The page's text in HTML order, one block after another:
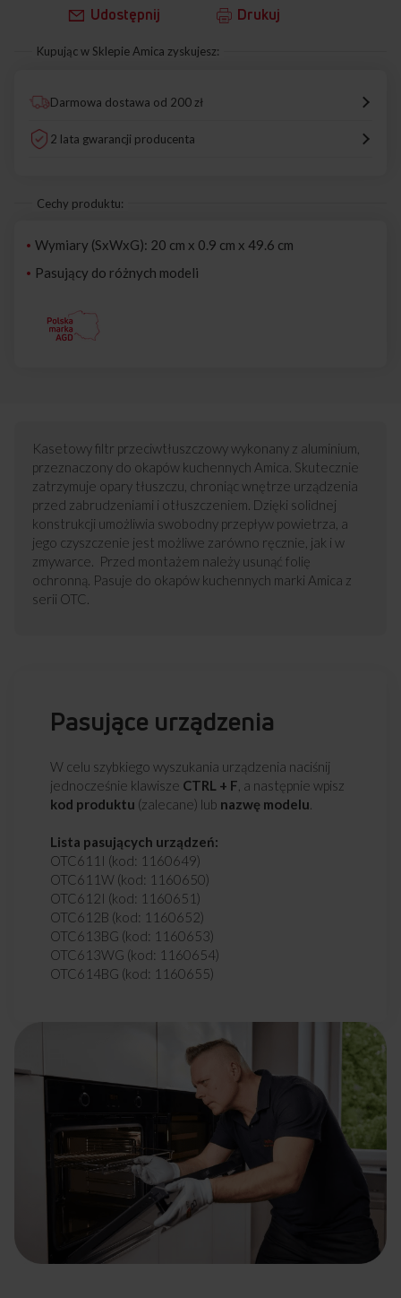
Udostępnij Drukuj
Kupując w Sklepie Amica zyskujesz:
Darmowa dostawa od 200 zł
2 lata gwarancji producenta
Cechy produktu:
Wymiary (SxWxG): 20 cm x 0.9 cm x 49.6 cm
Pasujący do różnych modeli
Kasetowy filtr przeciwtłuszczowy wykonany z aluminium,
przeznaczony do okapów kuchennych Amica. Skutecznie
zatrzymuje opary tłuszczu, chroniąc wnętrze urządzenia
przed zabrudzeniami i otłuszczeniem. Dzięki solidnej
konstrukcji umożliwia swobodny przepływ powietrza, a
jego czyszczenie jest możliwe zarówno ręcznie, jak i w
zmywarce. Przed montażem należy usunąć folię
ochronną. Pasuje do okapów kuchennych marki Amica z
serii OTC.
Pasujące urządzenia
W celu szybkiego wyszukania urządzenia naciśnij
jednocześnie klawisze CTRL + F , a następnie wpisz
kod produktu (zalecane) lub nazwę modelu
Lista pasujących urządzeń:
OTC611I (kod: 1160649)
OTC611W (kod: 1160650)
OTC612I (kod: 1160651)
OTC612B (kod: 1160652)
OTC613BG (kod: 1160653)
OTC613WG (kod: 1160654)
OTC614BG (kod: 1160655)
OTC6222I (kod: 1160957)
OTC6211I (kod: 1160959)
OTC6224B (kod: 1160961)
OTC6211W (kod: 1160966)
OTC6223WG (kod: 1160967)
OTC6243BG (kod: 1160970)
OTC6541BG (kod: 1161021)